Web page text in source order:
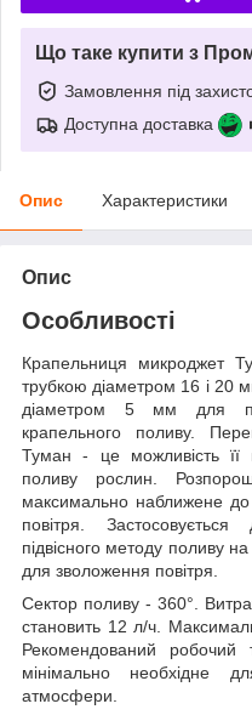
Що таке купити з
Замовлення під
Доступна доставка
Опис Характеристики
Опис
Особливості
Крапельниця микроджет
трубкою діаметром 16 і 20
діаметром 5 мм для
крапельного поливу.
Туман - це можливість її
поливу рослин.
максимально наближене до
повітря.
підвісного методу поливу
для зволоження повітря.
Сектор поливу - 360°.
становить 12 л/ч.
Рекомендований
мінімально необхідне
атмосфери.